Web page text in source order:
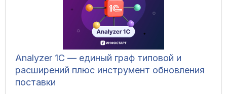
Analyzer 1C — единый граф типовой и
расширений плюс инструмент обновления
поставки